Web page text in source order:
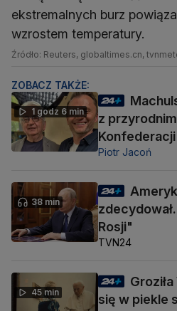
ekstremalnych burz
wzrostem temperatury.
Źródło: Reuters, globaltimes.cn,
ZOBACZ TAKŻE:
1 godz 6 min
z
Konfederacji
Piotr Jacoń
38 min
Rosji"
TVN24
45 min
się w piekle